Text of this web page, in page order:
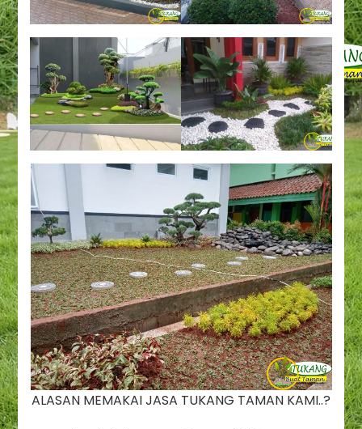
ALASAN MEMAKAI JASA TUKANG TAMAN KAMI..?